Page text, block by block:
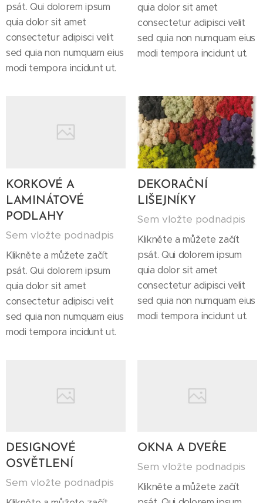
psát. Qui dolorem ipsum
quia dolor sit amet
consectetur adipisci velit
sed quia non numquam eius
modi tempora incidunt ut.
quia dolor sit amet
consectetur adipisci velit
sed quia non numquam eius
modi tempora incidunt ut.
KORKOVÉ A
LAMINÁTOVÉ
PODLAHY
Sem vložte podnadpis
Klikněte a můžete začít
psát. Qui dolorem ipsum
quia dolor sit amet
consectetur adipisci velit
sed quia non numquam eius
modi tempora incidunt ut.
DEKORAČNÍ
LIŠEJNÍKY
Sem vložte podnadpis
Klikněte a můžete začít
psát. Qui dolorem ipsum
quia dolor sit amet
consectetur adipisci velit
sed quia non numquam eius
modi tempora incidunt ut.
DESIGNOVÉ
OSVĚTLENÍ
Sem vložte podnadpis
OKNA A DVEŘE
Sem vložte podnadpis
Klikněte a můžete začít